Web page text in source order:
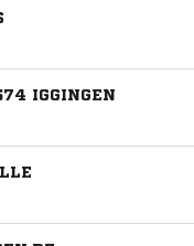
IGGINGEN